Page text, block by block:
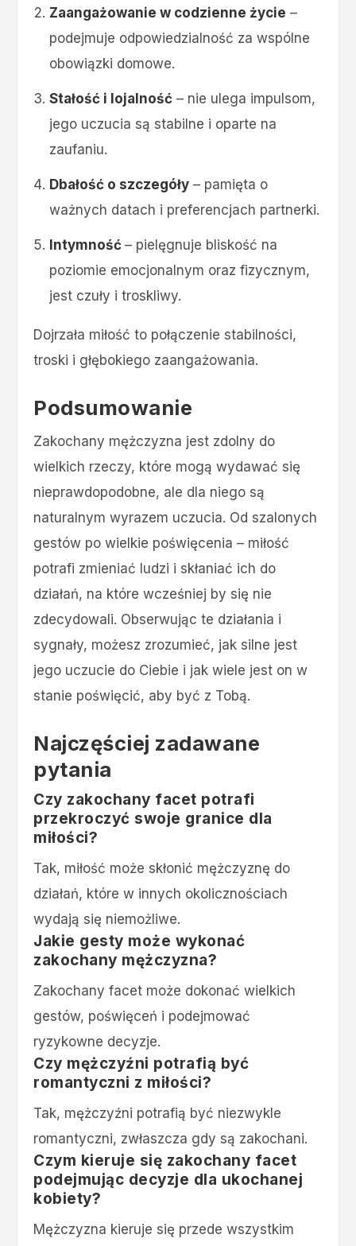
Zaangażowanie w codzienne życie –
podejmuje odpowiedzialność za wspólne
obowiązki domowe.
Stałość i lojalność– nie ulega impulsom,
jego uczucia są stabilne i oparte na
zaufaniu.
Dbałość o szczegóły– pamięta o
ważnych datach i preferencjach partnerki.
Intymność – pielęgnuje bliskość na
poziomie emocjonalnym oraz fizycznym,
jest czuły i troskliwy.
Dojrzała miłość to połączenie stabilności,
troski i głębokiego zaangażowania.
Podsumowanie
Zakochany mężczyzna jest zdolny do
wielkich rzeczy, które mogą wydawać się
nieprawdopodobne, ale dla niego są
naturalnym wyrazem uczucia. Od szalonych
gestów po wielkie poświęcenia – miłość
potrafi zmieniać ludzi i skłaniać ich do
działań, na które wcześniej by się nie
zdecydowali. Obserwując te działania i
sygnały, możesz zrozumieć, jak silne jest
jego uczucie do Ciebie i jak wiele jest on w
stanie poświęcić, aby być z Tobą.
Najczęściej zadawane
pytania
Czy zakochany facet potrafi
przekroczyć swoje granice dla
miłości?
Tak, miłość może skłonić mężczyznę do
działań, które w innych okolicznościach
wydają się niemożliwe.
Jakie gesty może wykonać
zakochany mężczyzna?
Zakochany facet może dokonać wielkich
gestów, poświęceń i podejmować
ryzykowne decyzje.
Czy mężczyźni potrafią być
romantyczni z miłości?
Tak, mężczyźni potrafią być niezwykle
romantyczni, zwłaszcza gdy są zakochani.
Czym kieruje się zakochany facet
podejmując decyzje dla ukochanej
kobiety?
Mężczyzna kieruje się przede wszystkim